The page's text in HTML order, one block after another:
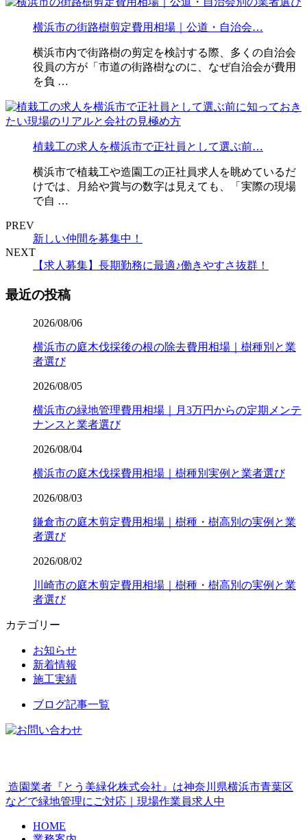
横浜市の街路樹剪定費用相場｜公道・自治会…
横浜市内で街路樹の剪定を検討する際、多くの自治会
役員の方が「市道の街路樹なのに、なぜ自治会が費用
を負 …
植栽工の求人を横浜市で正社員として選ぶ前…
横浜市で植栽工や造園工の正社員求人を眺めているだ
けでは、月給や賞与の数字は見えても、「実際の現場
で自 …
PREV
新しい仲間を募集中！
NEXT
【求人募集】長期勤務に最適♪働きやすさ抜群！
最近の投稿
2026/08/06
横浜市の庭木伐採後の根の除去費用相場｜樹種別と業
者選び
2026/08/05
横浜市の緑地管理費用相場｜月3万円からの定期メンテ
ナンスと業者選び
2026/08/04
横浜市の庭木伐採費用相場｜樹種別実例と業者選び
2026/08/03
鎌倉市の庭木剪定費用相場｜樹種・樹高別の実例と業
者選び
2026/08/02
川崎市の庭木剪定費用相場｜樹種・樹高別の実例と業
者選び
カテゴリー
お知らせ
新着情報
施工実績
ブログ記事一覧
造園業者『とう美緑化株式会社』は神奈川県横浜市青葉区
などで緑地管理にご対応｜現場作業員求人中
HOME